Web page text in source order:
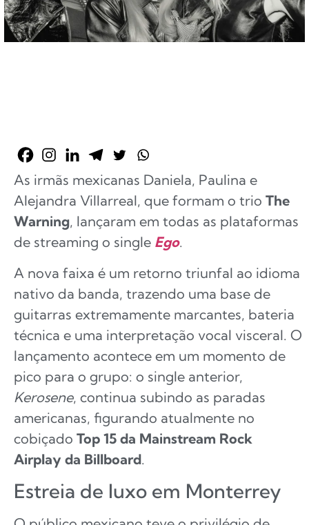
As irmãs mexicanas Daniela, Paulina e
Alejandra Villarreal, que formam o trio The
Warning, lançaram em todas as plataformas
de streaming o single Ego.
A nova faixa é um retorno triunfal ao idioma
nativo da banda, trazendo uma base de
guitarras extremamente marcantes, bateria
técnica e uma interpretação vocal visceral. O
lançamento acontece em um momento de
pico para o grupo: o single anterior,
Kerosene, continua subindo as paradas
americanas, figurando atualmente no
cobiçado Top 15 da Mainstream Rock
Airplay da Billboard.
Estreia de luxo em Monterrey